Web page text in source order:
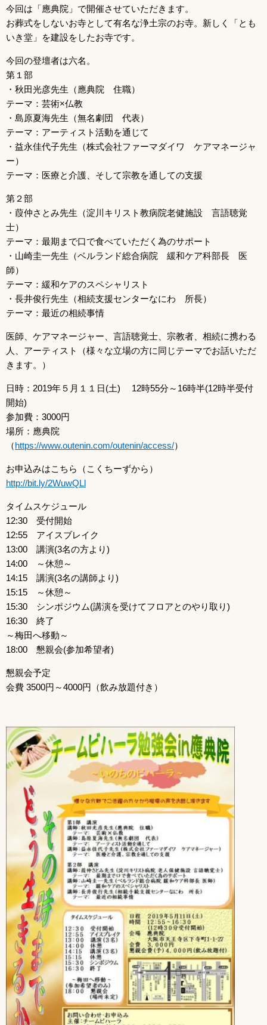
今回は「應典院」で開催させていただきます。
お葬式をしないお寺として有名な浄土宗のお寺。新しく「とも
いき堂」を建設をしたお寺です。
今回の登壇者は六名。
第１部
・秋田光彦先生（應典院 住職）
テーマ：芸術×仏教
・島原夏海先生（無名劇団 代表）
テーマ：アーティスト活動を通じて
・益永佳代子先生（株式会社ファーマダイワ ケアマネージャ
ー）
テーマ：医療と介護、そして宗教を通しての支援
第２部
・葭仲さとみ先生（淀川キリスト教病院老健施設 言語聴覚
士）
テーマ：最期まで口で食べていただく為のサポート
・山崎圭一先生（ベルランド総合病院 緩和ケア科部長 医
師）
テーマ：緩和ケアのスペシャリスト
・長井俊行先生（相続支援センターなにわ 所長）
テーマ：最近の相続事情
医師、ケアマネージャー、言語聴覚士、宗教者、相続に携わる
人、アーティスト（様々な立場の方に同じテーマでお話いただ
きます。）
日時：2019年５月１１日(土) 12時55分～16時半(12時半受付
開始)
参加費：3000円
場所：應典院
（https://www.outenin.com/outenin/access/）
お申込みはこちら（こくちーずから）
http://bit.ly/2WuwQLl
タイムスケジュール
12:30 受付開始
12:55 アイスブレイク
13:00 講演(3名の方より)
14:00 ～休憩～
14:15 講演(3名の講師より)
15:15 ～休憩～
15:30 シンポジウム(講演を受けてフロアとのやり取り)
16:30 終了
～梅田へ移動～
18:00 懇親会(参加希望者)
懇親会予定
会費 3500円～4000円（飲み放題付き）